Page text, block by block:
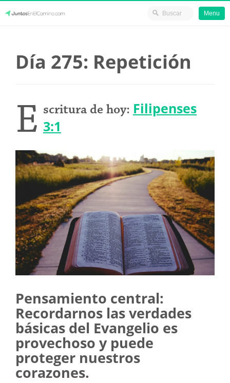
content
Menu
Día 275: Repetición
E scritura de hoy: Filipenses
3:1
Pensamiento central:
Recordarnos las verdades
básicas del Evangelio es
provechoso y puede
proteger nuestros
corazones.